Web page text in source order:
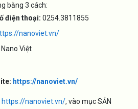
bằng 3 cách:
điện thoại: 0254.3811855
nanoviet.vn/
Việt
https://nanoviet.vn/
https://nanoviet.vn/, vào mục SẢN